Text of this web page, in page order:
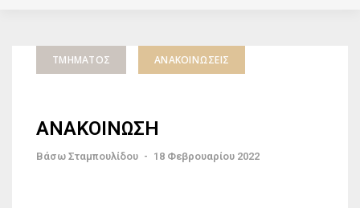
ΤΜΉΜΑΤΟΣ ΑΝΑΚΟΙΝΏΣΕΙΣ
ΑΝΑΚΟΙΝΩΣΗ
Βάσω Σταμπουλίδου - 18 Φεβρουαρίου 2022